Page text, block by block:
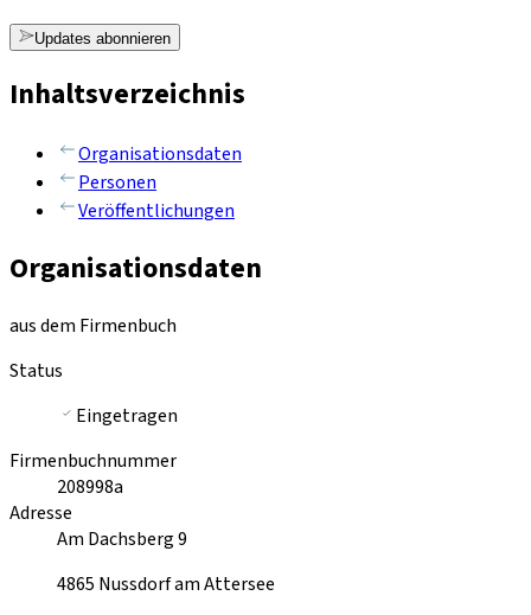
Updates abonnieren
Inhaltsverzeichnis
Organisationsdaten
Personen
Veröffentlichungen
Organisationsdaten
aus dem Firmenbuch
Status
Eingetragen
Firmenbuchnummer
208998a
Adresse
Am Dachsberg 9
4865 Nussdorf am Attersee